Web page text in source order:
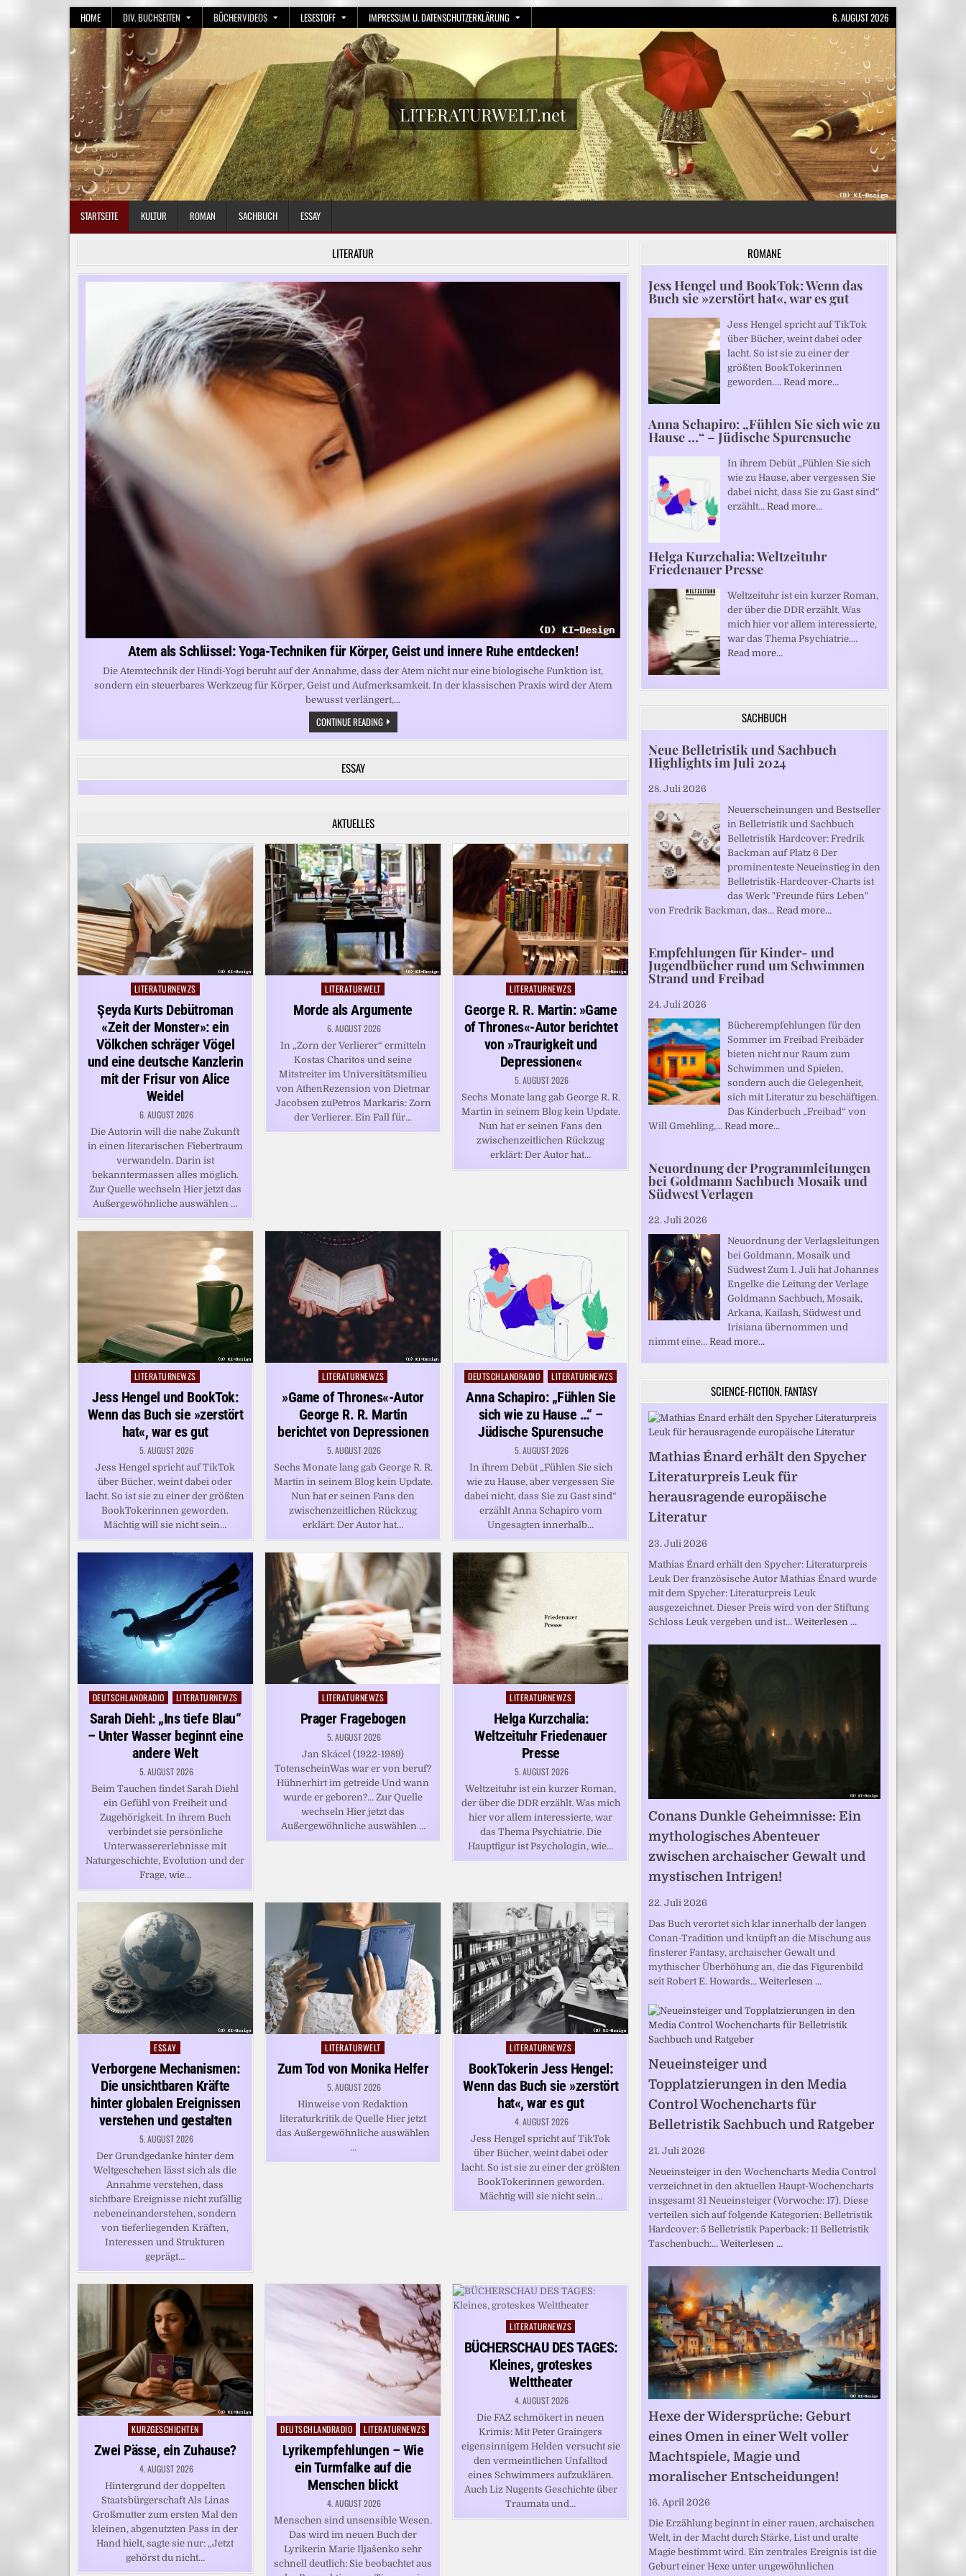
HOME DIV. BUCHSEITEN BÜCHERVIDEOS LESESTOFF IMPRESSUM U. DATENSCHUTZERKLÄRUNG 6. AUGUST 2026
LITERATURWELT.net
STARTSEITE KULTUR ROMAN SACHBUCH ESSAY
LITERATUR
Atem als Schlüssel: Yoga-Techniken für Körper, Geist und innere Ruhe entdecken!
Die Atemtechnik der Hindi-Yogi beruht auf der Annahme, dass der Atem nicht nur eine biologische Funktion ist,
sondern ein steuerbares Werkzeug für Körper, Geist und Aufmerksamkeit. In der klassischen Praxis wird der Atem
bewusst verlängert,...
CONTINUE READINGATEM
ALS
SCHLÜSSEL:
TECHNIKEN
KÖRPER,
UND
RUHE
ESSAY
AKTUELLES
Posted
in
LITERATURNEWZS
Şeyda Kurts Debütroman
«Zeit der Monster»: ein
Völkchen schräger Vögel
und eine deutsche Kanzlerin
mit der Frisur von Alice
Weidel
6. AUGUST 2026
Die Autorin will die nahe Zukunft
in einen literarischen Fiebertraum
verwandeln. Darin ist
bekanntermassen alles möglich.
Zur Quelle wechseln Hier jetzt das
Außergewöhnliche auswählen …
Posted
in
LITERATURWELT
Morde als Argumente
6. AUGUST 2026
In „Zorn der Verlierer“ ermitteln
Kostas Charitos und seine
Mitstreiter im Universitätsmilieu
von AthenRezension von Dietmar
Jacobsen zuPetros Markaris: Zorn
der Verlierer. Ein Fall für…
Posted
in
LITERATURNEWZS
George R. R. Martin: »Game
of Thrones«-Autor berichtet
von »Traurigkeit und
Depressionen«
5. AUGUST 2026
Sechs Monate lang gab George R. R.
Martin in seinem Blog kein Update.
Nun hat er seinen Fans den
zwischenzeitlichen Rückzug
erklärt: Der Autor hat…
Posted
in
LITERATURNEWZS
Jess Hengel und BookTok:
Wenn das Buch sie »zerstört
hat«, war es gut
5. AUGUST 2026
Jess Hengel spricht auf TikTok
über Bücher, weint dabei oder
lacht. So ist sie zu einer der größten
BookTokerinnen geworden.
Mächtig will sie nicht sein…
Posted
LITERATURNEWZS
»Game of Thrones«-Autor
George R. R. Martin
berichtet von Depressionen
5. AUGUST 2026
Sechs Monate lang gab George R. R.
Martin in seinem Blog kein Update.
Nun hat er seinen Fans den
zwischenzeitlichen Rückzug
erklärt: Der Autor hat…
Posted
in
DEUTSCHLANDRADIO LITERATURNEWZS
Anna Schapiro: „Fühlen Sie
sich wie zu Hause …“ –
Jüdische Spurensuche
5. AUGUST 2026
In ihrem Debüt „Fühlen Sie sich
wie zu Hause, aber vergessen Sie
dabei nicht, dass Sie zu Gast sind“
erzählt Anna Schapiro vom
Ungesagten innerhalb…
Posted
in
DEUTSCHLANDRADIO LITERATURNEWZS
Sarah Diehl: „Ins tiefe Blau“
– Unter Wasser beginnt eine
andere Welt
5. AUGUST 2026
Beim Tauchen findet Sarah Diehl
ein Gefühl von Freiheit und
Zugehörigkeit. In ihrem Buch
verbindet sie persönliche
Unterwassererlebnisse mit
Naturgeschichte, Evolution und der
Frage, wie…
Posted
LITERATURNEWZS
Prager Fragebogen
5. AUGUST 2026
Jan Skácel (1922-1989)
TotenscheinWas war er von beruf?
Hühnerhirt im getreide Und wann
wurde er geboren?… Zur Quelle
wechseln Hier jetzt das
Außergewöhnliche auswählen …
Posted
in
LITERATURNEWZS
Helga Kurzchalia:
Weltzeituhr Friedenauer
Presse
5. AUGUST 2026
Weltzeituhr ist ein kurzer Roman,
der über die DDR erzählt. Was mich
hier vor allem interessierte, war
das Thema Psychiatrie. Die
Hauptfigur ist Psychologin, wie…
Posted
ESSAY
Verborgene Mechanismen:
Die unsichtbaren Kräfte
hinter globalen Ereignissen
verstehen und gestalten
5. AUGUST 2026
Der Grundgedanke hinter dem
Weltgeschehen lässt sich als die
Annahme verstehen, dass
sichtbare Ereignisse nicht zufällig
nebeneinanderstehen, sondern
von tieferliegenden Kräften,
Interessen und Strukturen
geprägt…
Posted
in
LITERATURWELT
Zum Tod von Monika Helfer
5. AUGUST 2026
Hinweise von Redaktion
literaturkritik.de Quelle Hier jetzt
das Außergewöhnliche auswählen
…
Posted
in
LITERATURNEWZS
BookTokerin Jess Hengel:
Wenn das Buch sie »zerstört
hat«, war es gut
4. AUGUST 2026
Jess Hengel spricht auf TikTok
über Bücher, weint dabei oder
lacht. So ist sie zu einer der größten
BookTokerinnen geworden.
Mächtig will sie nicht sein…
Posted
in
KURZGESCHICHTEN
Zwei Pässe, ein Zuhause?
4. AUGUST 2026
Hintergrund der doppelten
Staatsbürgerschaft Als Linas
Großmutter zum ersten Mal den
kleinen, abgenutzten Pass in der
Hand hielt, sagte sie nur: „Jetzt
gehörst du nicht…
Posted
in
DEUTSCHLANDRADIO LITERATURNEWZS
Lyrikempfehlungen – Wie
ein Turmfalke auf die
Menschen blickt
4. AUGUST 2026
Menschen sind unsensible Wesen.
Das wird im neuen Buch der
Lyrikerin Marie Iljašenko sehr
schnell deutlich: Sie beobachtet aus
Posted
in
LITERATURNEWZS
BÜCHERSCHAU DES TAGES:
Kleines, groteskes
Welttheater
4. AUGUST 2026
Die FAZ schmökert in neuen
Krimis: Mit Peter Graingers
eigensinnigem Helden versucht sie
den vermeintlichen Unfalltod
eines Schwimmers aufzuklären.
Auch Liz Nugents Geschichte über
Traumata und…
ROMANE
Jess Hengel und BookTok: Wenn das
Buch sie »zerstört hat«, war es gut
Jess Hengel spricht auf TikTok
über Bücher, weint dabei oder
lacht. So ist sie zu einer der
größten BookTokerinnen
geworden.… Read more…
Anna Schapiro: „Fühlen Sie sich wie zu
Hause …“ – Jüdische Spurensuche
In ihrem Debüt „Fühlen Sie sich
wie zu Hause, aber vergessen Sie
dabei nicht, dass Sie zu Gast sind“
erzählt… Read more…
Helga Kurzchalia: Weltzeituhr
Friedenauer Presse
Weltzeituhr ist ein kurzer Roman,
der über die DDR erzählt. Was
mich hier vor allem interessierte,
war das Thema Psychiatrie.…
Read more…
SACHBUCH
Neue Belletristik und Sachbuch
Highlights im Juli 2024
28. Juli 2026
Neuerscheinungen und Bestseller
in Belletristik und Sachbuch
Belletristik Hardcover: Fredrik
Backman auf Platz 6 Der
prominenteste Neueinstieg in den
Belletristik-Hardcover-Charts ist
das Werk "Freunde fürs Leben"
von Fredrik Backman, das… Read more…
Empfehlungen für Kinder- und
Jugendbücher rund um Schwimmen
Strand und Freibad
24. Juli 2026
Bücherempfehlungen für den
Sommer im Freibad Freibäder
bieten nicht nur Raum zum
Schwimmen und Spielen,
sondern auch die Gelegenheit,
sich mit Literatur zu beschäftigen.
Das Kinderbuch „Freibad“ von
Will Gmehling,… Read more…
Neuordnung der Programmleitungen
bei Goldmann Sachbuch Mosaik und
Südwest Verlagen
22. Juli 2026
Neuordnung der Verlagsleitungen
bei Goldmann, Mosaik und
Südwest Zum 1. Juli hat Johannes
Engelke die Leitung der Verlage
Goldmann Sachbuch, Mosaik,
Arkana, Kailash, Südwest und
Irisiana übernommen und
nimmt eine… Read more…
SCIENCE-FICTION, FANTASY
Mathias Énard erhält den Spycher
Literaturpreis Leuk für
herausragende europäische
Literatur
23. Juli 2026
Mathias Énard erhält den Spycher: Literaturpreis
Leuk Der französische Autor Mathias Énard wurde
mit dem Spycher: Literaturpreis Leuk
ausgezeichnet. Dieser Preis wird von der Stiftung
Schloss Leuk vergeben und ist… Weiterlesen …
Conans Dunkle Geheimnisse: Ein
mythologisches Abenteuer
zwischen archaischer Gewalt und
mystischen Intrigen!
22. Juli 2026
Das Buch verortet sich klar innerhalb der langen
Conan-Tradition und knüpft an die Mischung aus
finsterer Fantasy, archaischer Gewalt und
mythischer Überhöhung an, die das Figurenbild
seit Robert E. Howards… Weiterlesen …
Neueinsteiger und
Topplatzierungen in den Media
Control Wochencharts für
Belletristik Sachbuch und Ratgeber
21. Juli 2026
Neueinsteiger in den Wochencharts Media Control
verzeichnet in den aktuellen Haupt-Wochencharts
insgesamt 31 Neueinsteiger (Vorwoche: 17). Diese
verteilen sich auf folgende Kategorien: Belletristik
Hardcover: 5 Belletristik Paperback: 11 Belletristik
Taschenbuch:… Weiterlesen …
Hexe der Widersprüche: Geburt
eines Omen in einer Welt voller
Machtspiele, Magie und
moralischer Entscheidungen!
16. April 2026
Die Erzählung beginnt in einer rauen, archaischen
Welt, in der Macht durch Stärke, List und uralte
Magie bestimmt wird. Ein zentrales Ereignis ist die
Geburt einer Hexe unter ungewöhnlichen